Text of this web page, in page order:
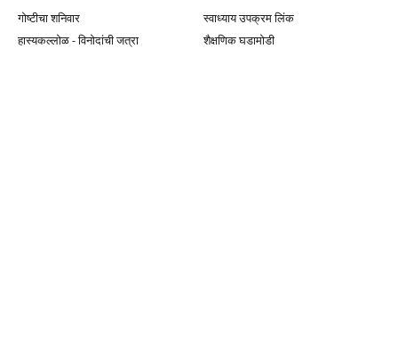
गोष्टीचा शनिवार
स्वाध्याय उपक्रम लिंक
हास्यकल्लोळ - विनोदांची जत्रा
शैक्षणिक घडामोडी